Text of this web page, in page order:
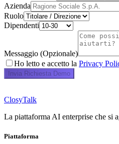
Azienda
Ruolo
Dipendenti
Messaggio (Opzionale)
Ho letto e accetto la Privacy
Invia Richiesta Demo
ClosyTalk
La piattaforma AI enterprise che si
Piattaforma